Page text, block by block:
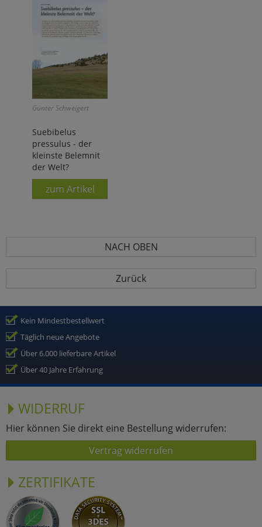
Günter Schweigert
Suebibelus
pressulus - der
kleinste Belemnit
der Welt?
zum Artikel
NACH OBEN
Zurück
Kein Mindestbestellwert
Täglich neue Angebote
Über 6.000 lieferbare Artikel
Über 40 Jahre Erfahrung
WIDERRUF
Hier können Sie direkt eine Bestellung widerrufen:
Vertrag widerrufen
ZERTIFIKATE